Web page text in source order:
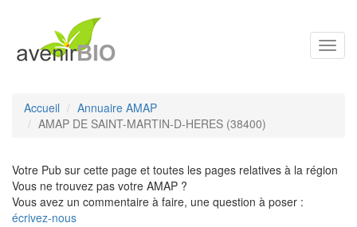
Accueil
Annuaire AMAP
AMAP DE SAINT-MARTIN-D-HERES (38400)
Votre Pub sur cette page et toutes les pages relatives à la région
Vous ne trouvez pas votre AMAP ?
Vous avez un commentaire à faire, une question à poser :
écrivez-nous